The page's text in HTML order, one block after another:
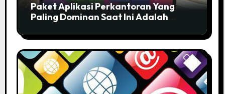
Paket Aplikasi Perkantoran Yang
Paling Dominan Saat Ini Adalah
Anda!